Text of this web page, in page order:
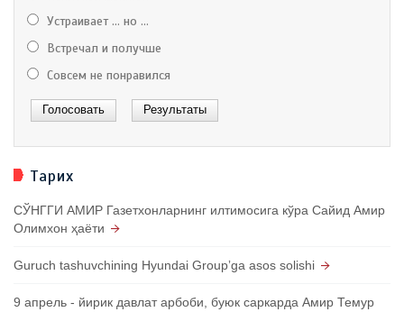
Устраивает ... но ...
Встречал и получше
Совсем не понравился
Тарих
СЎНГГИ АМИР Газетхонларнинг илтимосига кўра Сайид Амир
Олимхон ҳаёти
Guruch tashuvchining Hyundai Groupʼga asos solishi
9 апрель - йирик давлат арбоби, буюк саркарда Амир Темур